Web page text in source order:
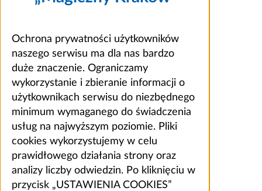
Ochrona prywatności użytkowników
naszego serwisu ma dla nas bardzo
duże znaczenie. Ograniczamy
wykorzystanie i zbieranie informacji o
użytkownikach serwisu do niezbędnego
minimum wymaganego do świadczenia
usług na najwyższym poziomie. Pliki
cookies wykorzystujemy w celu
prawidłowego działania strony oraz
analizy liczby odwiedzin. Po kliknięciu w
przycisk „USTAWIENIA COOKIES”